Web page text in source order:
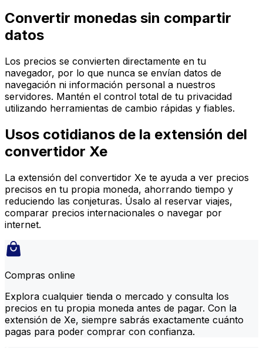
Convertir monedas sin compartir
datos
Los precios se convierten directamente en tu
navegador, por lo que nunca se envían datos de
navegación ni información personal a nuestros
servidores. Mantén el control total de tu privacidad
utilizando herramientas de cambio rápidas y fiables.
Usos cotidianos de la extensión del
convertidor Xe
La extensión del convertidor Xe te ayuda a ver precios
precisos en tu propia moneda, ahorrando tiempo y
reduciendo las conjeturas. Úsalo al reservar viajes,
comparar precios internacionales o navegar por
internet.
Compras online
Explora cualquier tienda o mercado y consulta los
precios en tu propia moneda antes de pagar. Con la
extensión de Xe, siempre sabrás exactamente cuánto
pagas para poder comprar con confianza.